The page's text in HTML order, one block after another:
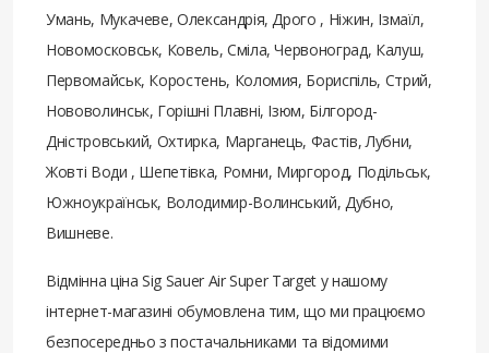
Умань, Мукачеве, Олександрія, Дрого , Ніжин, Ізмаїл,
Новомосковськ, Ковель, Сміла, Червоноград, Калуш,
Первомайськ, Коростень, Коломия, Бориспіль, Стрий,
Нововолинськ, Горішні Плавні, Ізюм, Білгород-
Дністровський, Охтирка, Марганець, Фастів, Лубни,
Жовті Води , Шепетівка, Ромни, Миргород, Подільськ,
Южноукраїнськ, Володимир-Волинський, Дубно,
Вишневе.
Відмінна ціна Sig Sauer Air Super Target у нашому
інтернет-магазині обумовлена ​​тим, що ми працюємо
безпосередньо з постачальниками та відомими